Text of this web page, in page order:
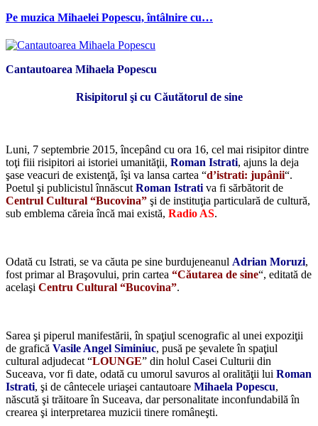
Pe muzica Mihaelei Popescu, întâlnire cu…
Cantautoarea Mihaela Popescu
Risipitorul şi cu Căutătorul de sine
Luni, 7 septembrie 2015, începând cu ora 16, cel mai risipitor dintre
toţi fiii risipitori ai istoriei umanităţii, Roman Istrati, ajuns la deja
şase veacuri de existenţă, îşi va lansa cartea “d’istrati: jupânii“.
Poetul şi publicistul înnăscut Roman Istrati va fi sărbătorit de
Centrul Cultural “Bucovina” şi de instituţia particulară de cultură,
sub emblema căreia încă mai există, Radio AS.
Odată cu Istrati, se va căuta pe sine burdujeneanul Adrian Moruzi,
fost primar al Braşovului, prin cartea “Căutarea de sine“, editată de
acelaşi Centru Cultural “Bucovina”.
Sarea şi piperul manifestării, în spaţiul scenografic al unei expoziţii
de grafică Vasile Angel Siminiuc, pusă pe şevalete în spaţiul
cultural adjudecat “LOUNGE” din holul Casei Culturii din
Suceava, vor fi date, odată cu umorul savuros al oralităţii lui Roman
Istrati, şi de cântecele uriaşei cantautoare Mihaela Popescu,
născută şi trăitoare în Suceava, dar personalitate inconfundabilă în
crearea şi interpretarea muzicii tinere româneşti.